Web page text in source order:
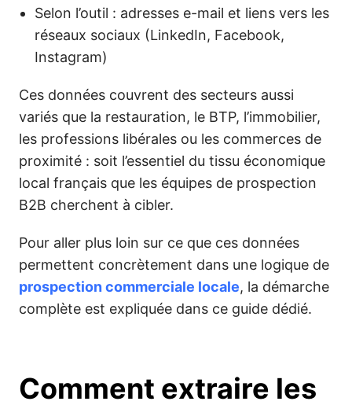
Selon l’outil : adresses e-mail et liens vers les
réseaux sociaux (LinkedIn, Facebook,
Instagram)
Ces données couvrent des secteurs aussi
variés que la restauration, le BTP, l’immobilier,
les professions libérales ou les commerces de
proximité : soit l’essentiel du tissu économique
local français que les équipes de prospection
B2B cherchent à cibler.
Pour aller plus loin sur ce que ces données
permettent concrètement dans une logique de
prospection commerciale locale, la démarche
complète est expliquée dans ce guide dédié.
Comment extraire les